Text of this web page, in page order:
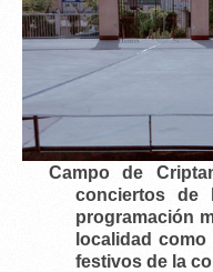
Campo de
conciertos de
programación
localidad
festivos de la